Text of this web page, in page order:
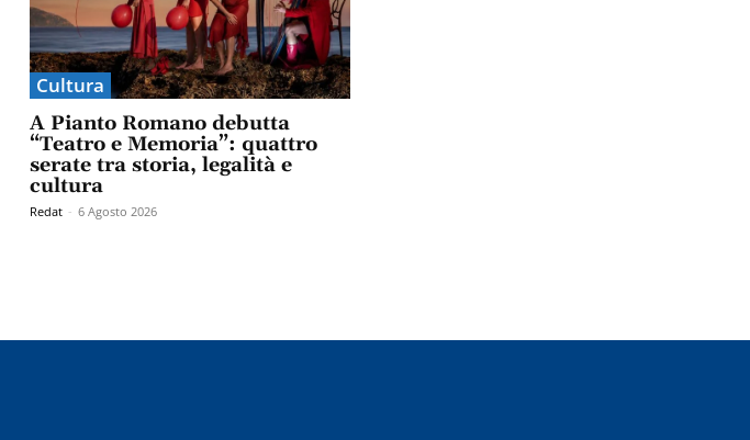
Cultura
A Pianto Romano debutta
“Teatro e Memoria”: quattro
serate tra storia, legalità e
cultura
Redat - 6 Agosto 2026